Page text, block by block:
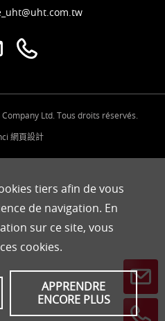
Ltd. Tous droits réservés.
網頁設計
tiers afin de vous
de navigation. En
sur ce site, vous
cookies.
APPRENDRE
ENCORE PLUS